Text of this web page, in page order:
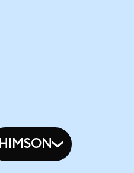
HIMSON